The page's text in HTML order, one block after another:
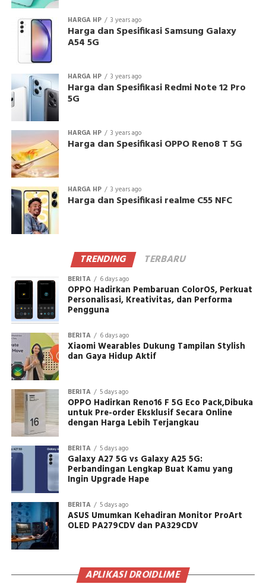
HARGA HP 3 years ago
Harga dan Spesifikasi Samsung Galaxy
A54 5G
HARGA HP 3 years ago
Harga dan Spesifikasi Redmi Note 12 Pro
5G
HARGA HP 3 years ago
Harga dan Spesifikasi OPPO Reno8 T 5G
HARGA HP 3 years ago
Harga dan Spesifikasi realme C55 NFC
TRENDING TERBARU
BERITA 6 days ago
OPPO Hadirkan Pembaruan ColorOS, Perkuat
Personalisasi, Kreativitas, dan Performa
Pengguna
BERITA 6 days ago
Xiaomi Wearables Dukung Tampilan Stylish
dan Gaya Hidup Aktif
BERITA 5 days ago
OPPO Hadirkan Reno16 F 5G Eco Pack,Dibuka
untuk Pre-order Eksklusif Secara Online
dengan Harga Lebih Terjangkau
BERITA 5 days ago
Galaxy A27 5G vs Galaxy A25 5G:
Perbandingan Lengkap Buat Kamu yang
Ingin Upgrade Hape
BERITA 5 days ago
ASUS Umumkan Kehadiran Monitor ProArt
OLED PA279CDV dan PA329CDV
APLIKASI DROIDLIME